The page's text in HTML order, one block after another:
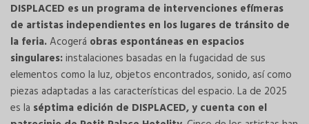
DISPLACED es un programa de intervenciones efímeras
de artistas independientes en los lugares de tránsito de
la feria.Acogerá obras espontáneas en espacios
singulares:instalaciones basadas en la fugacidad de sus
elementos como la luz, objetos encontrados, sonido, así como
piezas adaptadas a las características del espacio. La de 2025
es la séptima edición de DISPLACED, y cuenta con el